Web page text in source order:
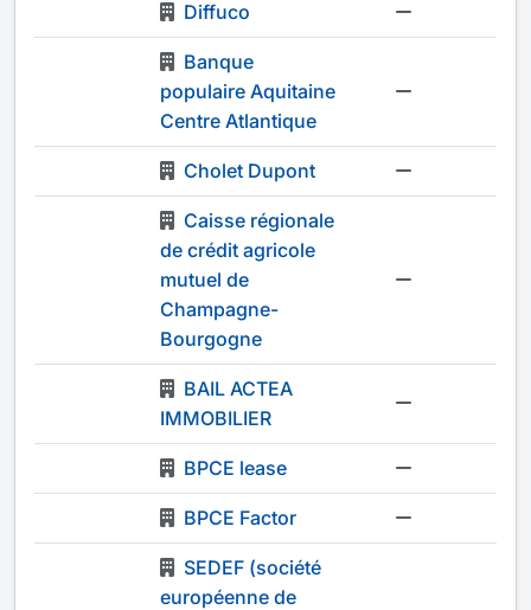
Diffuco
Banque
populaire Aquitaine
Centre Atlantique
Cholet Dupont
Caisse régionale
de crédit agricole
mutuel de
Champagne-
Bourgogne
BAIL ACTEA
IMMOBILIER
BPCE lease
BPCE Factor
SEDEF (société
européenne de